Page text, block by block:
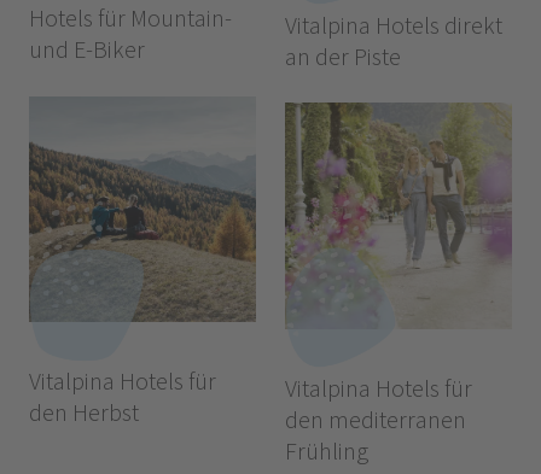
Hotels für Mountain-
und E-Biker
Vitalpina Hotels direkt
an der Piste
Vitalpina Hotels für
den Herbst
Vitalpina Hotels für
den mediterranen
Frühling